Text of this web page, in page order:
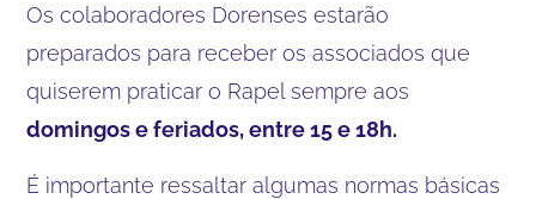
Os colaboradores Dorenses estarão
preparados para receber os associados que
quiserem praticar o Rapel sempre aos
domingos e feriados, entre 15 e 18h.
É importante ressaltar algumas normas básicas